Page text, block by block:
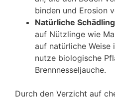
binden und Erosion
Natürliche
auf Nützlinge wie
auf natürliche Weise
nutze biologische
Brennnesseljauche.
Durch den Verzicht auf